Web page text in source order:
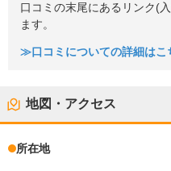
口コミの末尾にあるリンク(
ます。
≫口コミについての詳細はこ
地図・アクセス
所在地